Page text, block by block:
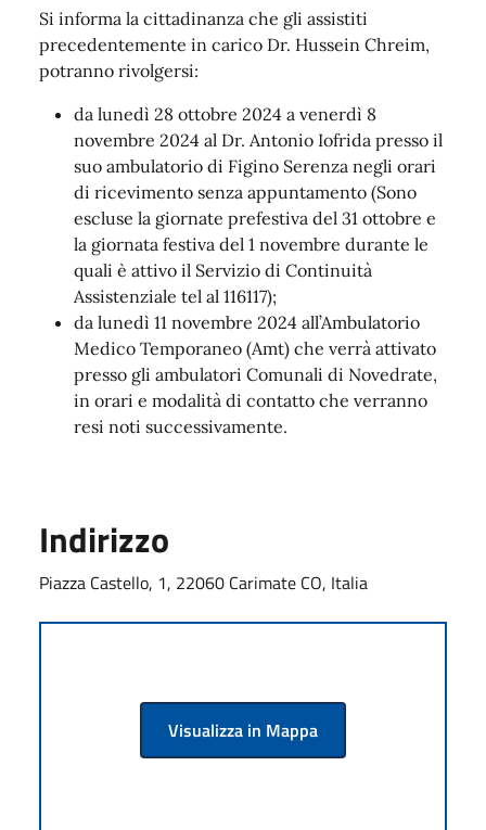
Si informa la cittadinanza che gli assistiti
precedentemente in carico Dr. Hussein Chreim,
potranno rivolgersi:
da lunedì 28 ottobre 2024 a venerdì 8
novembre 2024 al Dr. Antonio Iofrida presso il
suo ambulatorio di Figino Serenza negli orari
di ricevimento senza appuntamento (Sono
escluse la giornate prefestiva del 31 ottobre e
la giornata festiva del 1 novembre durante le
quali è attivo il Servizio di Continuità
Assistenziale tel al 116117);
da lunedì 11 novembre 2024 all’Ambulatorio
Medico Temporaneo (Amt) che verrà attivato
presso gli ambulatori Comunali di Novedrate,
in orari e modalità di contatto che verranno
resi noti successivamente.
Indirizzo
Piazza Castello, 1, 22060 Carimate CO, Italia
Visualizza in Mappa